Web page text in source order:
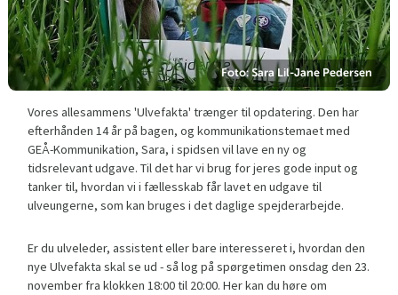
Foto: Sara Lil-Jane Pedersen
Vores allesammens 'Ulvefakta' trænger til opdatering. Den har
efterhånden 14 år på bagen, og kommunikationstemaet med
GEÅ-Kommunikation, Sara, i spidsen vil lave en ny og
tidsrelevant udgave. Til det har vi brug for jeres gode input og
tanker til, hvordan vi i fællesskab får lavet en udgave til
ulveungerne, som kan bruges i det daglige spejderarbejde.
Er du ulveleder, assistent eller bare interesseret i, hvordan den
nye Ulvefakta skal se ud - så log på spørgetimen onsdag den 23.
november fra klokken 18:00 til 20:00. Her kan du høre om